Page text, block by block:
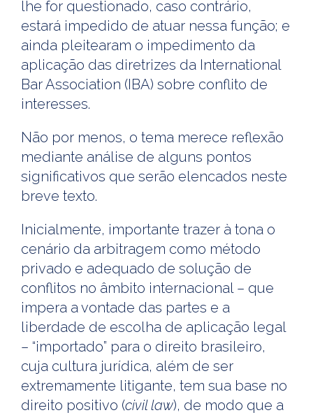
lhe for questionado, caso contrário,
estará impedido de atuar nessa função; e
ainda pleitearam o impedimento da
aplicação das diretrizes da International
Bar Association (IBA) sobre conflito de
interesses.
Não por menos, o tema merece reflexão
mediante análise de alguns pontos
significativos que serão elencados neste
breve texto.
Inicialmente, importante trazer à tona o
cenário da arbitragem como método
privado e adequado de solução de
conflitos no âmbito internacional – que
impera a vontade das partes e a
liberdade de escolha de aplicação legal
– “importado” para o direito brasileiro,
cuja cultura jurídica, além de ser
extremamente litigante, tem sua base no
direito positivo (civil law), de modo que a